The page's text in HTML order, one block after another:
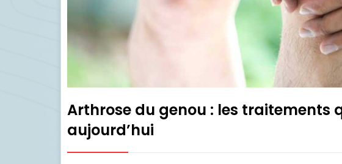
Arthrose du genou : les traitements
aujourd’hui